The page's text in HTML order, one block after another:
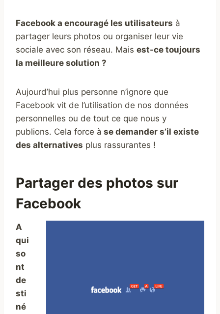
Facebook a encouragé les utilisateurs à
partager leurs photos ou organiser leur vie
sociale avec son réseau. Mais est-ce toujours
la meilleure solution ?
Aujourd’hui plus personne n’ignore que
Facebook vit de l’utilisation de nos données
personnelles ou de tout ce que nous y
publions. Cela force à se demander s’il existe
des alternatives plus rassurantes !
Partager des photos sur
Facebook
A
qui
so
nt
de
sti
né